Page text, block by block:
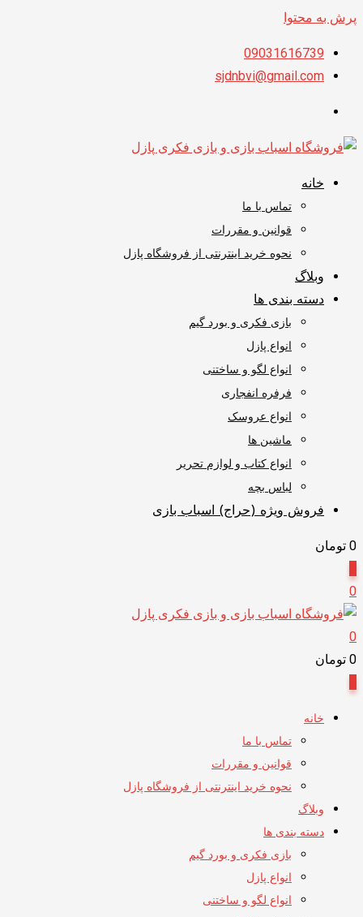
پرش به محتوا
09031616739
sjdnbvi@gmail.com
خانه
تماس با ما
قوانین و مقررات
نحوه خرید اینترنتی از فروشگاه پازل
وبلاگ
دسته بندی ها
بازی فکری و بورد گیم
انواع پازل
انواع لگو و ساختنی
فرفره انفجاری
انواع عروسک
ماشین ها
انواع کتاب و لوازم تحریر
لباس بچه
فروش ویژه (حراج) اسباب بازی
0 تومان
0
0
0 تومان
خانه
تماس با ما
قوانین و مقررات
نحوه خرید اینترنتی از فروشگاه پازل
وبلاگ
دسته بندی ها
بازی فکری و بورد گیم
انواع پازل
انواع لگو و ساختنی